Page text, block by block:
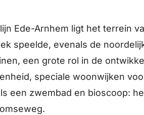
Ede-Arnhem ligt het terrein
speelde, evenals de
een grote rol in de
speciale woonwijken
een zwembad en bioscoop: